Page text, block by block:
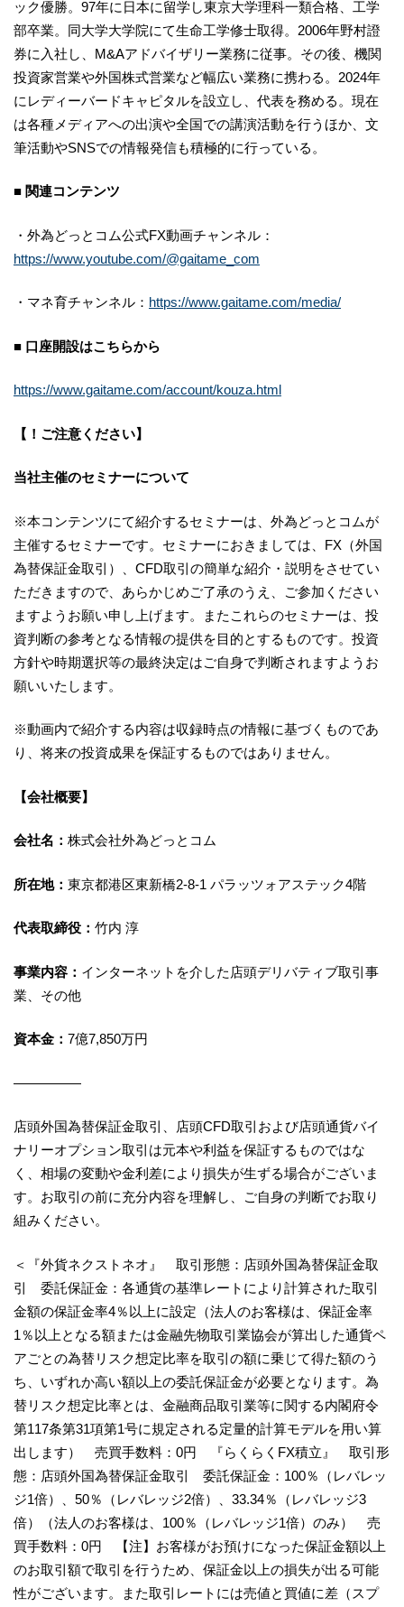
ック優勝。97年に日本に留学し東京大学理科一類合格、工学
部卒業。同大学大学院にて生命工学修士取得。2006年野村證
券に入社し、M&Aアドバイザリー業務に従事。その後、機関
投資家営業や外国株式営業など幅広い業務に携わる。2024年
にレディーバードキャピタルを設立し、代表を務める。現在
は各種メディアへの出演や全国での講演活動を行うほか、文
筆活動やSNSでの情報発信も積極的に行っている。
■ 関連コンテンツ
・外為どっとコム公式FX動画チャンネル：
https://www.youtube.com/@gaitame_com
・マネ育チャンネル： https://www.gaitame.com/media/
■ 口座開設はこちらから
https://www.gaitame.com/account/kouza.html
【！ご注意ください】
当社主催のセミナーについて
※本コンテンツにて紹介するセミナーは、外為どっとコムが
主催するセミナーです。セミナーにおきましては、FX（外国
為替保証金取引）、CFD取引の簡単な紹介・説明をさせてい
ただきますので、あらかじめご了承のうえ、ご参加ください
ますようお願い申し上げます。またこれらのセミナーは、投
資判断の参考となる情報の提供を目的とするものです。投資
方針や時期選択等の最終決定はご自身で判断されますようお
願いいたします。
※動画内で紹介する内容は収録時点の情報に基づくものであ
り、将来の投資成果を保証するものではありません。
【会社概要】
会社名： 株式会社外為どっとコム
所在地： 東京都港区東新橋2-8-1 パラッツォアステック4階
代表取締役： 竹内 淳
事業内容： インターネットを介した店頭デリバティブ取引事
業、その他
資本金： 7億7,850万円
―――――
店頭外国為替保証金取引、店頭CFD取引および店頭通貨バイ
ナリーオプション取引は元本や利益を保証するものではな
く、相場の変動や金利差により損失が生ずる場合がございま
す。お取引の前に充分内容を理解し、ご自身の判断でお取り
組みください。
＜『外貨ネクストネオ』 取引形態：店頭外国為替保証金取
引 委託保証金：各通貨の基準レートにより計算された取引
金額の保証金率4％以上に設定（法人のお客様は、保証金率
1％以上となる額または金融先物取引業協会が算出した通貨ペ
アごとの為替リスク想定比率を取引の額に乗じて得た額のう
ち、いずれか高い額以上の委託保証金が必要となります。為
替リスク想定比率とは、金融商品取引業等に関する内閣府令
第117条第31項第1号に規定される定量的計算モデルを用い算
出します） 売買手数料：0円 『らくらくFX積立』 取引形
態：店頭外国為替保証金取引 委託保証金：100％（レバレッ
ジ1倍）、50％（レバレッジ2倍）、33.34％（レバレッジ3
倍）（法人のお客様は、100％（レバレッジ1倍）のみ） 売
買手数料：0円 【注】お客様がお預けになった保証金額以上
のお取引額で取引を行うため、保証金以上の損失が出る可能
性がございます。また取引レートには売値と買値に差（スプ